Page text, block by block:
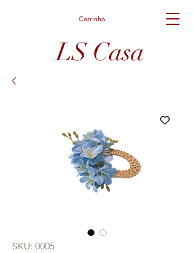
Carrinho
LS Casa
SKU: 0005